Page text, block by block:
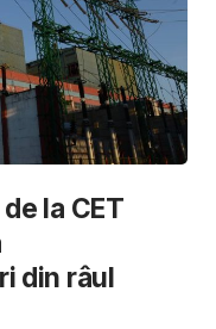
la CET
din râul